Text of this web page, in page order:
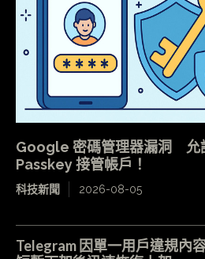
Google 密碼管理器漏洞 允
Passkey 接管帳戶！
科技新聞 2026-08-05
Telegram 因單一用戶違規內